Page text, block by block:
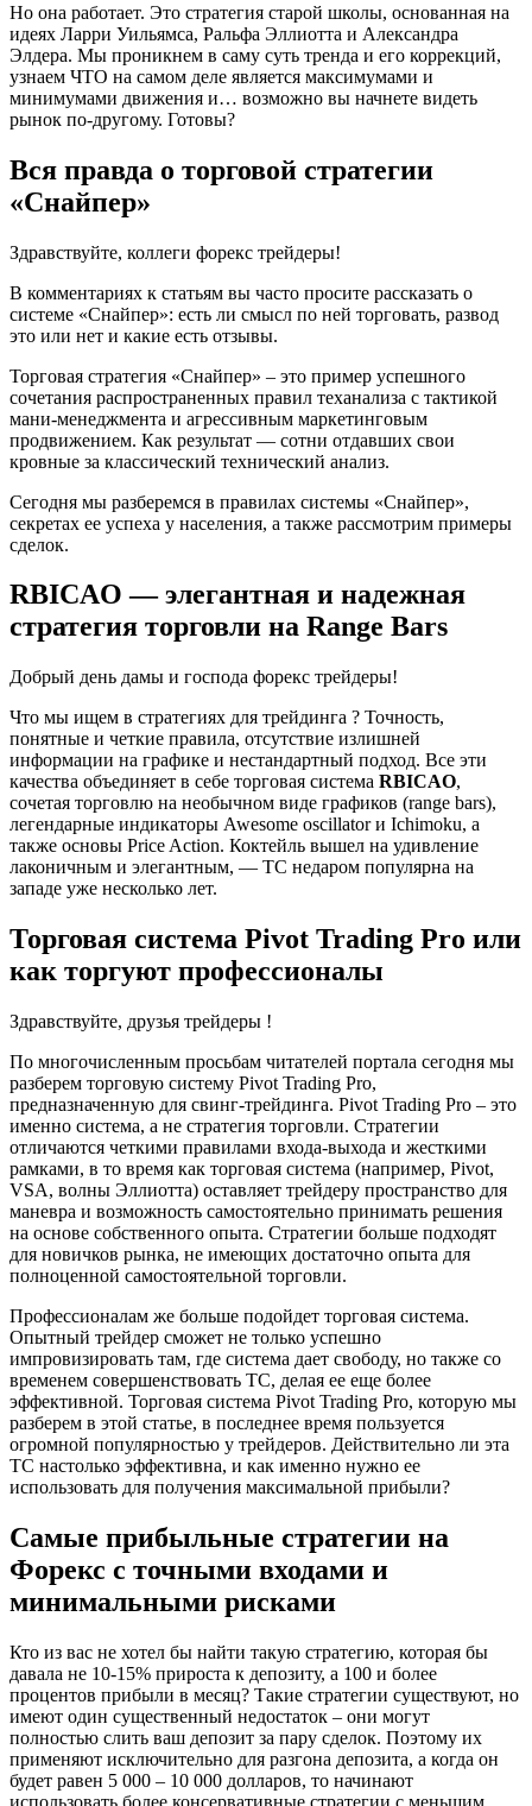
Но она работает. Это стратегия старой школы, основанная на
идеях Ларри Уильямса, Ральфа Эллиотта и Александра
Элдера. Мы проникнем в саму суть тренда и его коррекций,
узнаем ЧТО на самом деле является максимумами и
минимумами движения и… возможно вы начнете видеть
рынок по-другому. Готовы?
Вся правда о торговой стратегии
«Снайпер»
Здравствуйте, коллеги форекс трейдеры!
В комментариях к статьям вы часто просите рассказать о
системе «Снайпер»: есть ли смысл по ней торговать, развод
это или нет и какие есть отзывы.
Торговая стратегия «Снайпер» – это пример успешного
сочетания распространенных правил теханализа с тактикой
мани-менеджмента и агрессивным маркетинговым
продвижением. Как результат — сотни отдавших свои
кровные за классический технический анализ.
Сегодня мы разберемся в правилах системы «Снайпер»,
секретах ее успеха у населения, а также рассмотрим примеры
сделок.
RBICAO — элегантная и надежная
стратегия торговли на Range Bars
Добрый день дамы и господа форекс трейдеры!
Что мы ищем в стратегиях для трейдинга ? Точность,
понятные и четкие правила, отсутствие излишней
информации на графике и нестандартный подход. Все эти
качества объединяет в себе торговая система RBICAO,
сочетая торговлю на необычном виде графиков (range bars),
легендарные индикаторы Awesome oscillator и Ichimoku, а
также основы Price Action. Коктейль вышел на удивление
лаконичным и элегантным, — ТС недаром популярна на
западе уже несколько лет.
Торговая система Pivot Trading Pro или
как торгуют профессионалы
Здравствуйте, друзья трейдеры !
По многочисленным просьбам читателей портала сегодня мы
разберем торговую систему Pivot Trading Pro,
предназначенную для свинг-трейдинга. Pivot Trading Pro – это
именно система, а не стратегия торговли. Стратегии
отличаются четкими правилами входа-выхода и жесткими
рамками, в то время как торговая система (например, Pivot,
VSA, волны Эллиотта) оставляет трейдеру пространство для
маневра и возможность самостоятельно принимать решения
на основе собственного опыта. Стратегии больше подходят
для новичков рынка, не имеющих достаточно опыта для
полноценной самостоятельной торговли.
Профессионалам же больше подойдет торговая система.
Опытный трейдер сможет не только успешно
импровизировать там, где система дает свободу, но также со
временем совершенствовать ТС, делая ее еще более
эффективной. Торговая система Pivot Trading Pro, которую мы
разберем в этой статье, в последнее время пользуется
огромной популярностью у трейдеров. Действительно ли эта
ТС настолько эффективна, и как именно нужно ее
использовать для получения максимальной прибыли?
Самые прибыльные стратегии на
Форекс с точными входами и
минимальными рисками
Кто из вас не хотел бы найти такую стратегию, которая бы
давала не 10-15% прироста к депозиту, а 100 и более
процентов прибыли в месяц? Такие стратегии существуют, но
имеют один существенный недостаток – они могут
полностью слить ваш депозит за пару сделок. Поэтому их
применяют исключительно для разгона депозита, а когда он
будет равен 5 000 – 10 000 долларов, то начинают
использовать более консервативные стратегии с меньшим